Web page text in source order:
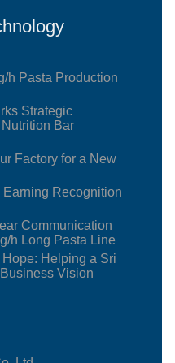
h Pasta Production
Strategic
Bar
Factory for a New
Recognition
Communication
h Long Pasta Line
Helping a Sri
Vision